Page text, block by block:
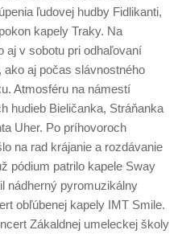
ľudovej hudby Fidlikanti,
kapely Traky. Na
aj v sobotu pri odhaľovaní
aj počas slávnostného
Atmosféru na námestí
hudieb Bieličanka, Stráňanka
Uher. Po príhovoroch
na rad krájanie a rozdávanie
pódium patrilo kapele Sway
nádherný pyromuzikálny
obľúbenej kapely IMT Smile.
Zákaldnej umeleckej školy